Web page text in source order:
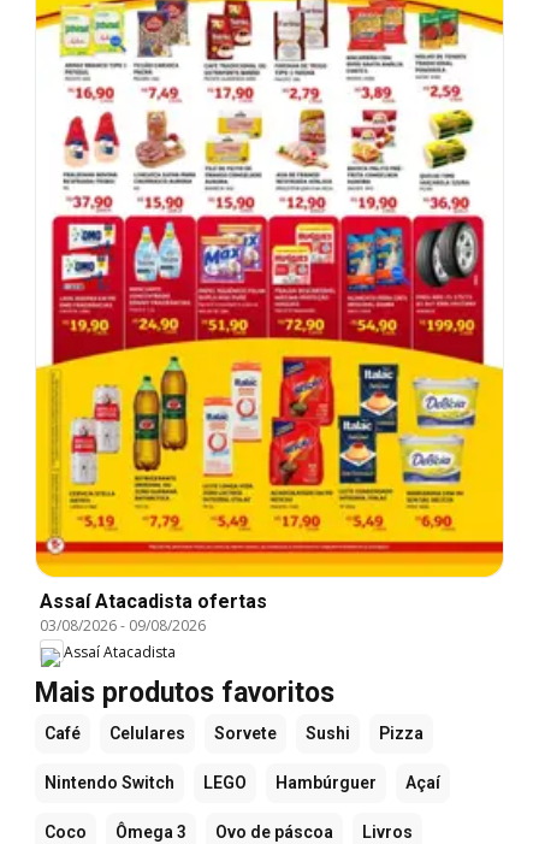
Assaí Atacadista ofertas
03/08/2026- 09/08/2026
Assaí Atacadista
Mais produtos favoritos
Café Celulares Sorvete Sushi Pizza
Nintendo Switch LEGO Hambúrguer Açaí
Coco Ômega 3 Ovo de páscoa Livros